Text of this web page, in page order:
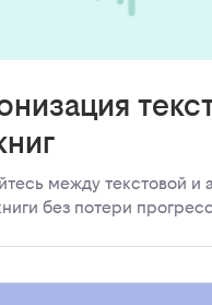
между текстовой и
без потери